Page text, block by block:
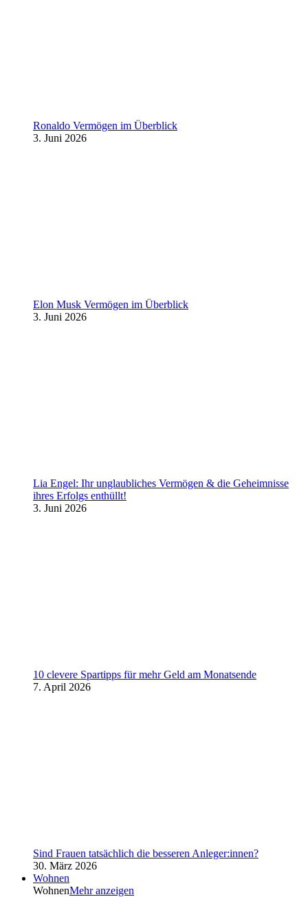
Ronaldo Vermögen im Überblick
3. Juni 2026
Elon Musk Vermögen im Überblick
3. Juni 2026
Lia Engel: Ihr unglaubliches Vermögen & die Geheimnisse
ihres Erfolgs enthüllt!
3. Juni 2026
10 clevere Spartipps für mehr Geld am Monatsende
7. April 2026
Sind Frauen tatsächlich die besseren Anleger:innen?
30. März 2026
Wohnen
WohnenMehr anzeigen